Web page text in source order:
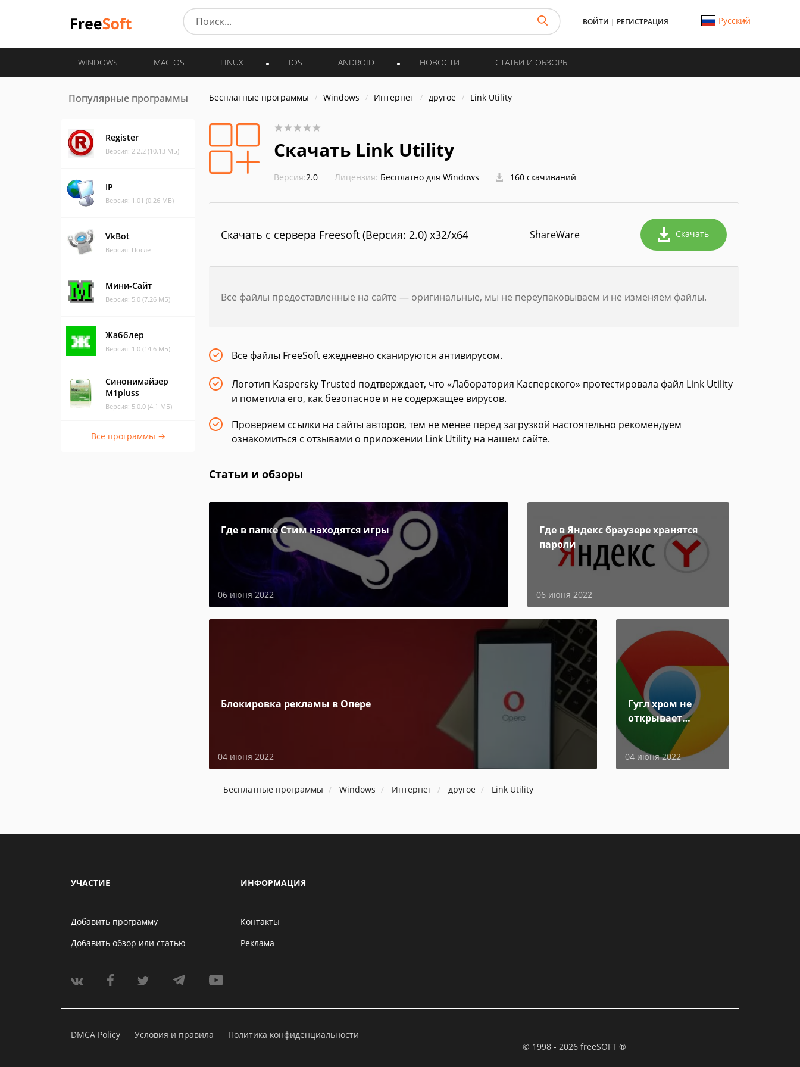
ВОЙТИ | РЕГИСТРАЦИЯ Русский
WINDOWS MAC OS LINUX IOS ANDROID НОВОСТИ СТАТЬИ И ОБЗОРЫ
Популярные программы
Register
Версия: 2.2.2 (10.13 МБ)
IP
Версия: 1.01 (0.26 МБ)
VkBot
Версия: После
Мини-Сайт
Версия: 5.0 (7.26 МБ)
Жабблер
Версия: 1.0 (14.6 МБ)
Синонимайзер
M1pluss
Версия: 5.0.0 (4.1 МБ)
Все программы →
Бесплатные программы Windows Интернет другое Link Utility
Скачать Link Utility
Версия:2.0 Лицензия: Бесплатно для Windows 160 скачиваний
Скачать с сервера Freesoft (Версия: 2.0) x32/x64 ShareWare Скачать
Все файлы предоставленные на сайте — оригинальные, мы не переупаковываем и не изменяем файлы.
Все файлы FreeSoft ежедневно сканируются антивирусом.
Логотип Kaspersky Trusted подтверждает, что «Лаборатория Касперского» протестировала файл Link Utility
и пометила его, как безопасное и не содержащее вирусов.
Проверяем ссылки на сайты авторов, тем не менее перед загрузкой настоятельно рекомендуем
ознакомиться с отзывами о приложении Link Utility на нашем сайте.
Статьи и обзоры
Где в папке Стим находятся игры
06 июня 2022
Где в Яндекс браузере хранятся
пароли
06 июня 2022
Блокировка рекламы в Опере
04 июня 2022
Гугл хром не
открывает
04 июня 2022
Бесплатные программы Windows Интернет другое Link Utility
УЧАСТИЕ
Добавить программу
Добавить обзор или статью
ИНФОРМАЦИЯ
Контакты
Реклама
DMCA Policy Условия и правила
Политика конфиденциальности
© 1998 - 2026 freeSOFT ®